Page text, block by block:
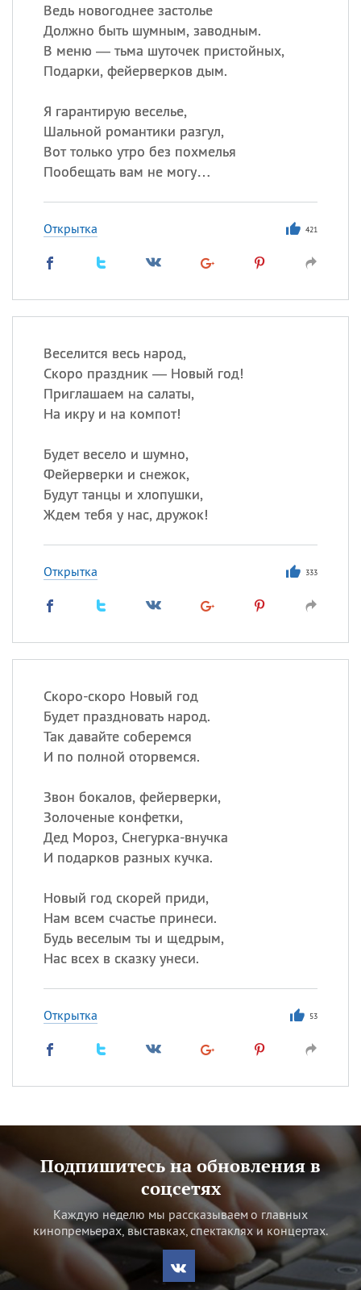
Ведь новогоднее застолье
Должно быть шумным, заводным.
В меню — тьма шуточек пристойных,
Подарки, фейерверков дым.
Я гарантирую веселье,
Шальной романтики разгул,
Вот только утро без похмелья
Пообещать вам не могу…
Открытка 421
Веселится весь народ,
Скоро праздник — Новый год!
Приглашаем на салаты,
На икру и на компот!
Будет весело и шумно,
Фейерверки и снежок,
Будут танцы и хлопушки,
Ждем тебя у нас, дружок!
Открытка 333
Скоро-скоро Новый год
Будет праздновать народ.
Так давайте соберемся
И по полной оторвемся.
Звон бокалов, фейерверки,
Золоченые конфетки,
Дед Мороз, Снегурка-внучка
И подарков разных кучка.
Новый год скорей приди,
Нам всем счастье принеси.
Будь веселым ты и щедрым,
Нас всех в сказку унеси.
Открытка 53
Подпишитесь на обновления в
соцсетях
Каждую неделю мы рассказываем о главных
кинопремьерах, выставках, спектаклях и концертах.